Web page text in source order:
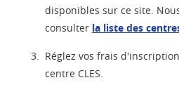
disponibles sur ce site.
consulter la liste des
Réglez vos frais
centre CLES.